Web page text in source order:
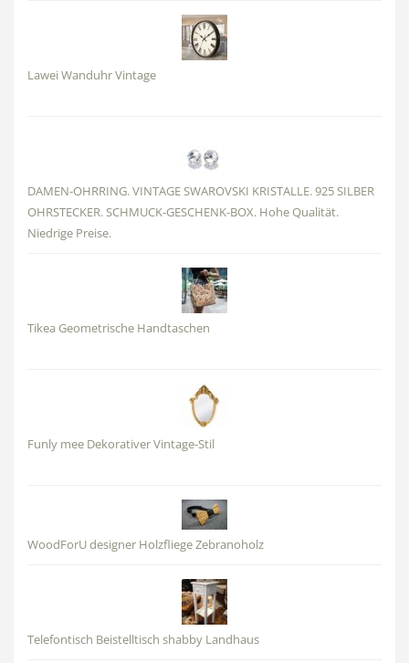
Lawei Wanduhr Vintage
DAMEN-OHRRING. VINTAGE SWAROVSKI KRISTALLE. 925 SILBER
OHRSTECKER. SCHMUCK-GESCHENK-BOX. Hohe Qualität.
Niedrige Preise.
Tikea Geometrische Handtaschen
Funly mee Dekorativer Vintage-Stil
WoodForU designer Holzfliege Zebranoholz
Telefontisch Beistelltisch shabby Landhaus